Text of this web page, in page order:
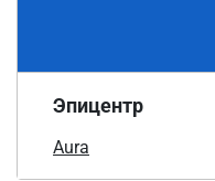
Эпицентр
Aura